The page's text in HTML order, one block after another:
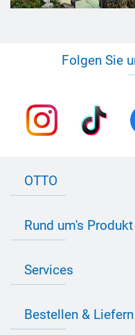
Folgen Sie
OTTO
Bau Newsletter
Presse
Jobs
Referenzen
Rund um's Produkt
Farbvielfalt
Informationen zu
Services
Farbempfehlungen
Bestellen & Liefern